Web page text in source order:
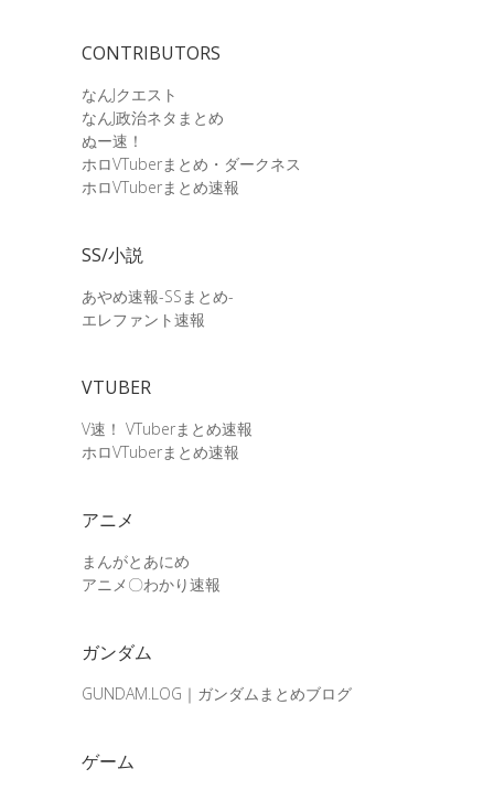
CONTRIBUTORS
なんJクエスト
なんJ政治ネタまとめ
ぬー速！
ホロVTuberまとめ・ダークネス
ホロVTuberまとめ速報
SS/小説
あやめ速報-SSまとめ-
エレファント速報
VTUBER
V速！ VTuberまとめ速報
ホロVTuberまとめ速報
アニメ
まんがとあにめ
アニメ〇わかり速報
ガンダム
GUNDAM.LOG｜ガンダムまとめブログ
ゲーム